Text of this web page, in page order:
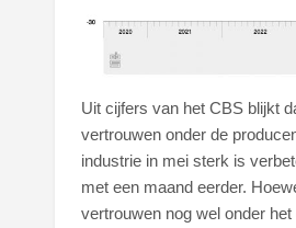
Uit cijfers van het CBS blijkt
vertrouwen onder de
industrie in mei sterk is
met een maand eerder.
vertrouwen nog wel onder